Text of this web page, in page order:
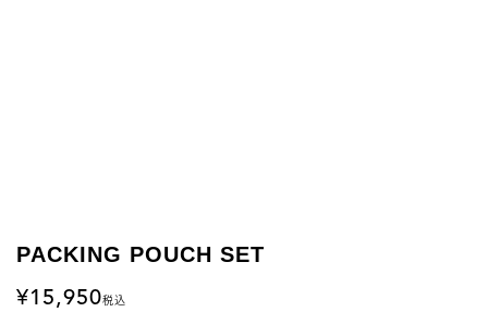
PACKING POUCH SET
15,950税込